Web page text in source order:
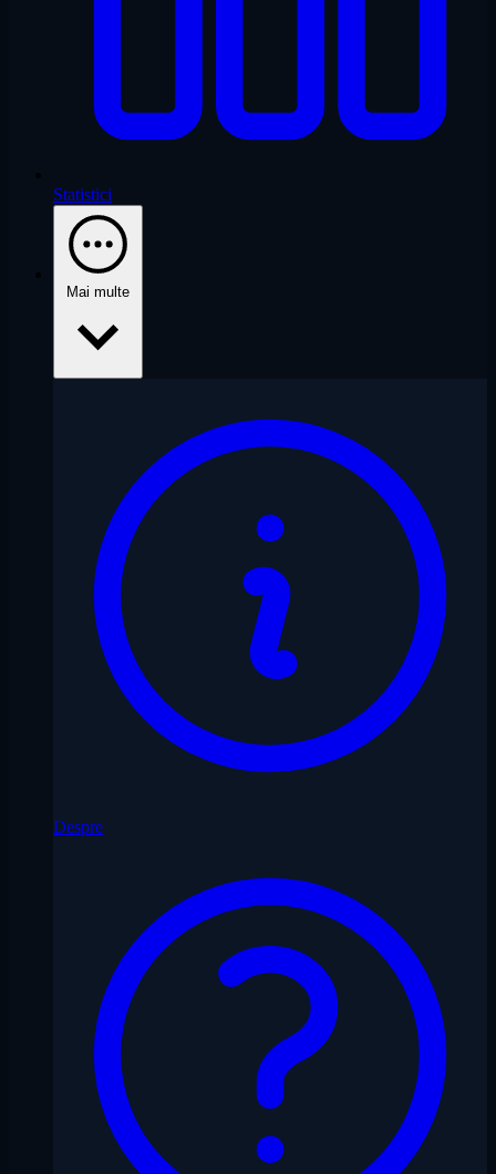
Statistici
Mai multe
Despre